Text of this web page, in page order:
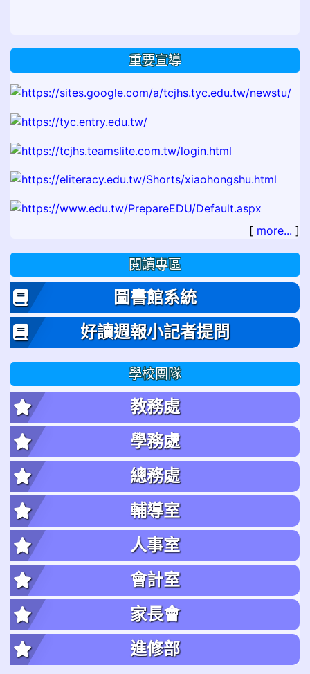
重要宣導
[ more... ]
閱讀專區
圖書館系統
好讀週報小記者提問
學校團隊
教務處
學務處
總務處
輔導室
人事室
會計室
家長會
進修部